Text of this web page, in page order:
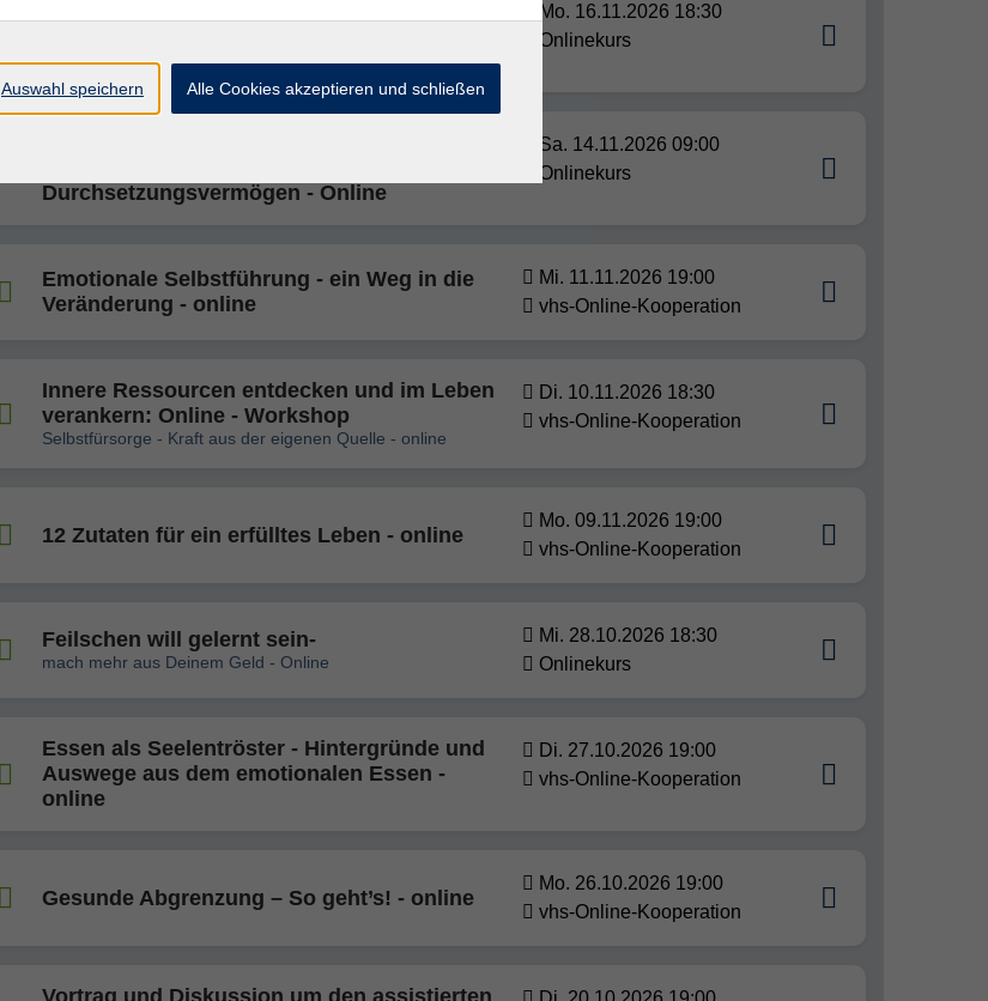
Gesellschaften
Mo. 16.11.2026 18:30
Onlinekurs
Durchsetzungsvermögen - Online
Sa. 14.11.2026 09:00
Onlinekurs
Emotionale Selbstführung - ein Weg in die
Veränderung - online
Mi. 11.11.2026 19:00
vhs-Online-Kooperation
Innere Ressourcen entdecken und im Leben
verankern: Online - Workshop
Selbstfürsorge - Kraft aus der eigenen Quelle - online
Di. 10.11.2026 18:30
vhs-Online-Kooperation
12 Zutaten für ein erfülltes Leben - online
Mo. 09.11.2026 19:00
vhs-Online-Kooperation
Feilschen will gelernt sein-
mach mehr aus Deinem Geld - Online
Mi. 28.10.2026 18:30
Onlinekurs
Essen als Seelentröster - Hintergründe und
Auswege aus dem emotionalen Essen -
online
Di. 27.10.2026 19:00
vhs-Online-Kooperation
Gesunde Abgrenzung – So geht’s! - online
Mo. 26.10.2026 19:00
vhs-Online-Kooperation
Vortrag und Diskussion um den assistierten
Auswahl speichern Alle Cookies akzeptieren und schließen